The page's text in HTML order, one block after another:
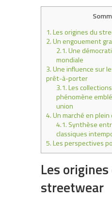
1.Les origines du
2.Un engouement
2.1.Une
mondiale
3.Une influence sur
prêt-à-porter
3.1.Les
phénomène
union
4.Un marché en
4.1. Synthèse
classiques
5.Les perspectives
Les origines
streetwear